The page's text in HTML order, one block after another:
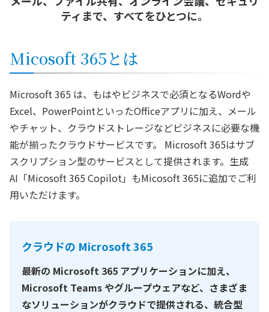
ティまで、すべてをひとつに。
Micosoft 365とは
Microsoft 365 は、もはやビジネスで必須となるWordや
Excel、PowerPointといったOfficeアプリに加え、メール
やチャット、クラウドストレージなどビジネスに必要な機
能が揃ったクラウドサービスです。 Microsoft 365はサブ
スクリプション型のサービスとして提供されます。生成
AI「Micosoft 365 Copilot」もMicosoft 365に追加でご利
用いただけます。
クラウドの Microsoft 365
最新の Microsoft 365 アプリケーションに加え、
Microsoft Teams やグループウェアなど、さまざま
なソリューションがクラウドで提供される、統合型